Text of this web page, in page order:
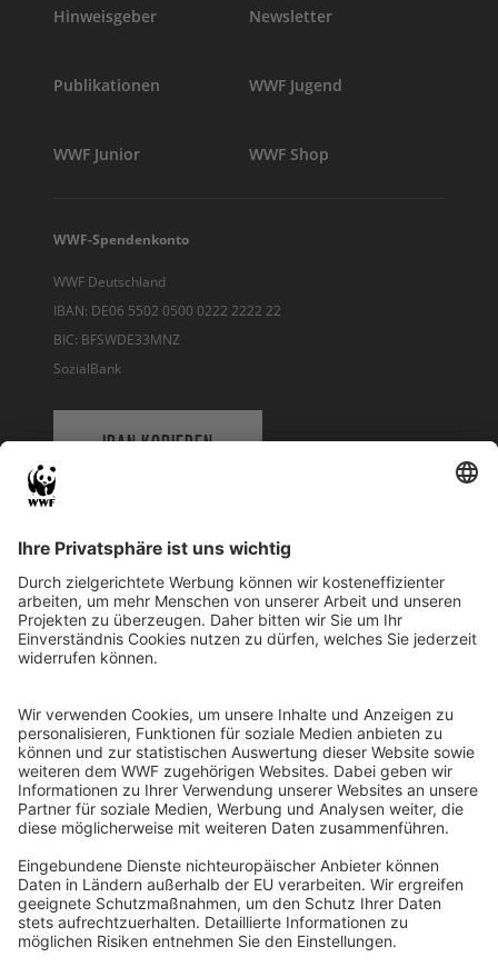
Hinweisgeber Newsletter
Publikationen WWF Jugend
WWF Junior WWF Shop
WWF-Spendenkonto
WWF Deutschland
IBAN: DE06 5502 0500 0222 2222 22
BIC: BFSWDE33MNZ
SozialBank
IBAN KOPIEREN
WWF Deutschland
Reinhardtstr. 18
10117 Berlin
Ihre Spende kann steuerlich geltend gemacht werden
Registriert als Stiftung WWF Deutschland, Senatsverwaltung für
Justiz Berlin, Az: 3416/976/2
Umsatzsteuer-Identifikationsnummer: DE 114236103
Freistellungsbescheid: Als gemeinnützige Körperschaft befreit
von der Körperschaftssteuer gem. §5 I 9 KStg. unter der
Steuernummer 27/641/09321